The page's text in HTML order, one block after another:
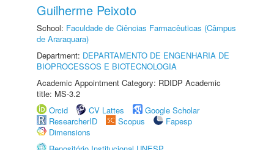
Guilherme Peixoto
School: Faculdade de Ciências Farmacêuticas (Câmpus
de Araraquara)
Department: DEPARTAMENTO DE ENGENHARIA DE
BIOPROCESSOS E BIOTECNOLOGIA
Academic Appointment Category: RDIDP Academic
title: MS-3.2
Orcid
CV Lattes
Google Scholar
ResearcherID
Scopus
Fapesp
Dimensions